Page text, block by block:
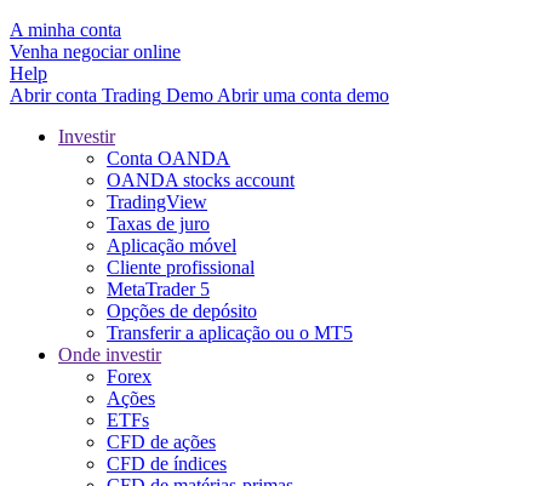
A minha conta
Venha negociar online
Help
Abrir conta Trading Demo Abrir uma conta demo
Investir
Conta OANDA
OANDA stocks account
TradingView
Taxas de juro
Aplicação móvel
Cliente profissional
MetaTrader 5
Opções de depósito
Transferir a aplicação ou o MT5
Onde investir
Forex
Ações
ETFs
CFD de ações
CFD de índices